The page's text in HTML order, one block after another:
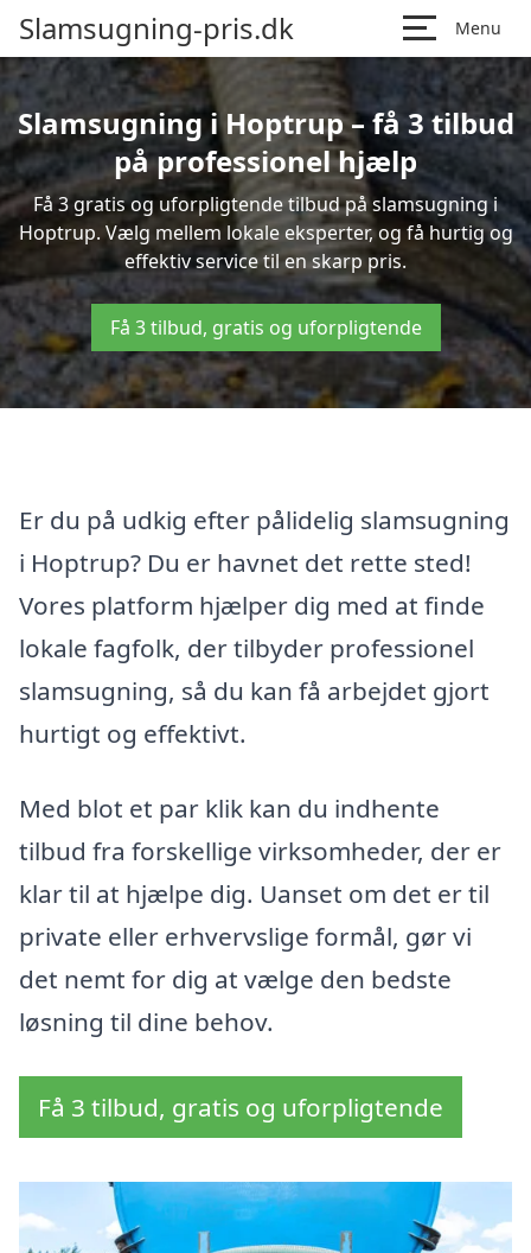
Slamsugning-pris.dk Menu
Slamsugning i Hoptrup – få 3 tilbud
på professionel hjælp
Få 3 gratis og uforpligtende tilbud på slamsugning i
Hoptrup. Vælg mellem lokale eksperter, og få hurtig og
effektiv service til en skarp pris.
Få 3 tilbud, gratis og uforpligtende
Er du på udkig efter pålidelig slamsugning
i Hoptrup? Du er havnet det rette sted!
Vores platform hjælper dig med at finde
lokale fagfolk, der tilbyder professionel
slamsugning, så du kan få arbejdet gjort
hurtigt og effektivt.
Med blot et par klik kan du indhente
tilbud fra forskellige virksomheder, der er
klar til at hjælpe dig. Uanset om det er til
private eller erhvervslige formål, gør vi
det nemt for dig at vælge den bedste
løsning til dine behov.
Få 3 tilbud, gratis og uforpligtende